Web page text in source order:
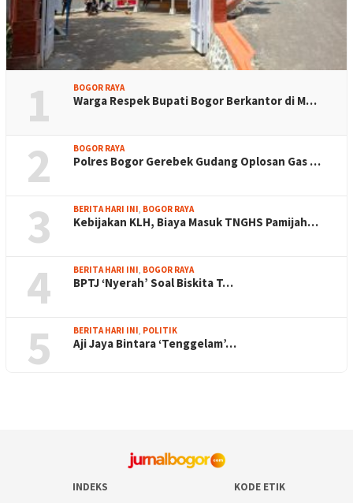
1 BOGOR RAYA
Warga Respek Bupati Bogor Berkantor di M…
2 BOGOR RAYA
Polres Bogor Gerebek Gudang Oplosan Gas …
3 BERITA HARI INI, BOGOR RAYA
Kebijakan KLH, Biaya Masuk TNGHS Pamijah…
4 BERITA HARI INI, BOGOR RAYA
BPTJ ‘Nyerah’ Soal Biskita T…
5 BERITA HARI INI, POLITIK
Aji Jaya Bintara ‘Tenggelam’…
INDEKS KODE ETIK